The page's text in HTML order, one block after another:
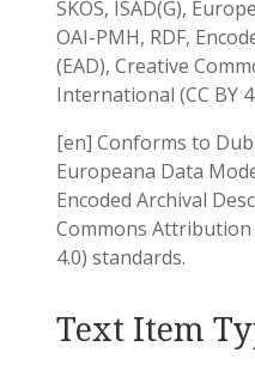
SKOS, ISAD(G),
OAI-PMH, RDF,
(EAD), Creative
International (CC BY
[en] Conforms to
Europeana Data
Encoded Archival
Commons Attribution
4.0) standards.
Text Item